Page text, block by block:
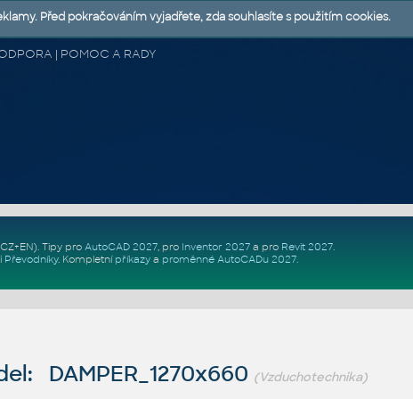
| POMOC A RADY
. Tipy pro AutoCAD 2027, pro Inventor 2027a pro Revit 2027.
Převodníky. Kompletní příkazya proměnné AutoCADu 2027.
DAMPER_1270x660 (Vzduchotechnika)
Před pokračováním vyjadřete, zda souhlasíte s použitím cookies.